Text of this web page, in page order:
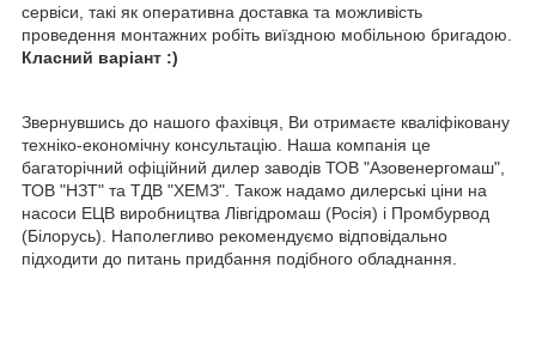
сервіси, такі як оперативна доставка та можливість
проведення монтажних робіть виїздною мобільною бригадою.
Класний варіант :)
Звернувшись до нашого фахівця, Ви отримаєте кваліфіковану
техніко-економічну консультацію. Наша компанія це
багаторічний офіційний дилер заводів ТОВ "Азовенергомаш",
ТОВ "НЗТ" та ТДВ "ХЕМЗ". Також надамо дилерські ціни на
насоси ЕЦВ виробництва Лівгідромаш (Росія) і Промбурвод
(Білорусь). Наполегливо рекомендуємо відповідально
підходити до питань придбання подібного обладнання.